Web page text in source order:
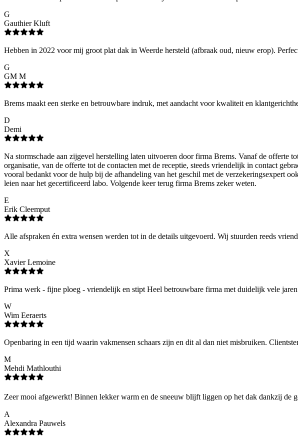
G
Gauthier Kluft
Hebben in 2022 voor mij groot plat dak in Weerde hersteld (afbraak oud, nieuw erop).
G
GM M
Brems maakt een sterke en betrouwbare indruk, met aandacht voor kwaliteit en
D
Demi
Na stormschade aan zijgevel herstelling laten uitvoeren door firma Brems. Vanaf de offerte
organisatie, van de offerte tot de contacten met de receptie, steeds vriendelijk in contact
vooral bedankt voor de hulp bij de afhandeling van het geschil met de verzekeringsexpert
leien naar het gecertificeerd labo. Volgende keer terug firma Brems zeker weten.
E
Erik Cleemput
Alle afspraken én extra wensen werden tot in de details uitgevoerd. Wij stuurden reeds
X
Xavier Lemoine
Prima werk - fijne ploeg - vriendelijk en stipt Heel betrouwbare firma met duidelijk vele
W
Wim Eeraerts
Openbaring in een tijd waarin vakmensen schaars zijn en dit al dan niet misbruiken.
M
Mehdi Mathlouthi
Zeer mooi afgewerkt! Binnen lekker warm en de sneeuw blijft liggen op het dak dankzij de
A
Alexandra Pauwels